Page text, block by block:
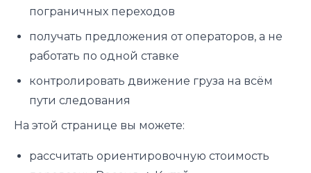
пограничных переходов
получать предложения от операторов, а не
работать по одной ставке
контролировать движение груза на всём
пути следования
На этой странице вы можете:
рассчитать ориентировочную стоимость